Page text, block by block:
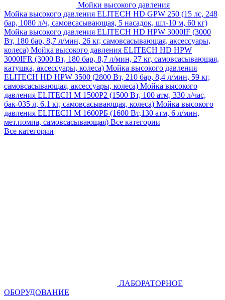
Мойки высокого давления
Мойка высокого давления ELITECH HD GPW 250 (15 лс, 248
бар, 1080 л/ч, самовсасывающая, 5 насадок, шл-10 м, 60 кг)
Мойка высокого давления ELITECH HD HPW 3000IF (3000
Вт, 180 бар, 8,7 л/мин, 26 кг, самовсасывающая, аксессуары,
колеса) Мойка высокого давления ELITECH HD HPW
3000IFR (3000 Вт, 180 бар, 8,7 л/мин, 27 кг, самовсасывающая,
катушка, аксессуары, колеса) Мойка высокого давления
ELITECH HD HPW 3500 (2800 Вт, 210 бар, 8,4 л/мин, 59 кг,
самовсасывающая, аксессуары, колеса) Мойка высокого
давления ELITECH M 1500P2 (1500 Вт, 100 атм, 330 л/час,
бак-035 л, 6.1 кг, самовсасывающая, колеса) Мойка высокого
давления ELITECH М 1600РБ (1600 Вт,130 атм, 6 л/мин,
мет.помпа, самовсасывающая) Все категории
Все категории
ЛАБОРАТОРНОЕ
ОБОРУДОВАНИЕ